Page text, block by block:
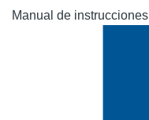
Manual de instrucciones